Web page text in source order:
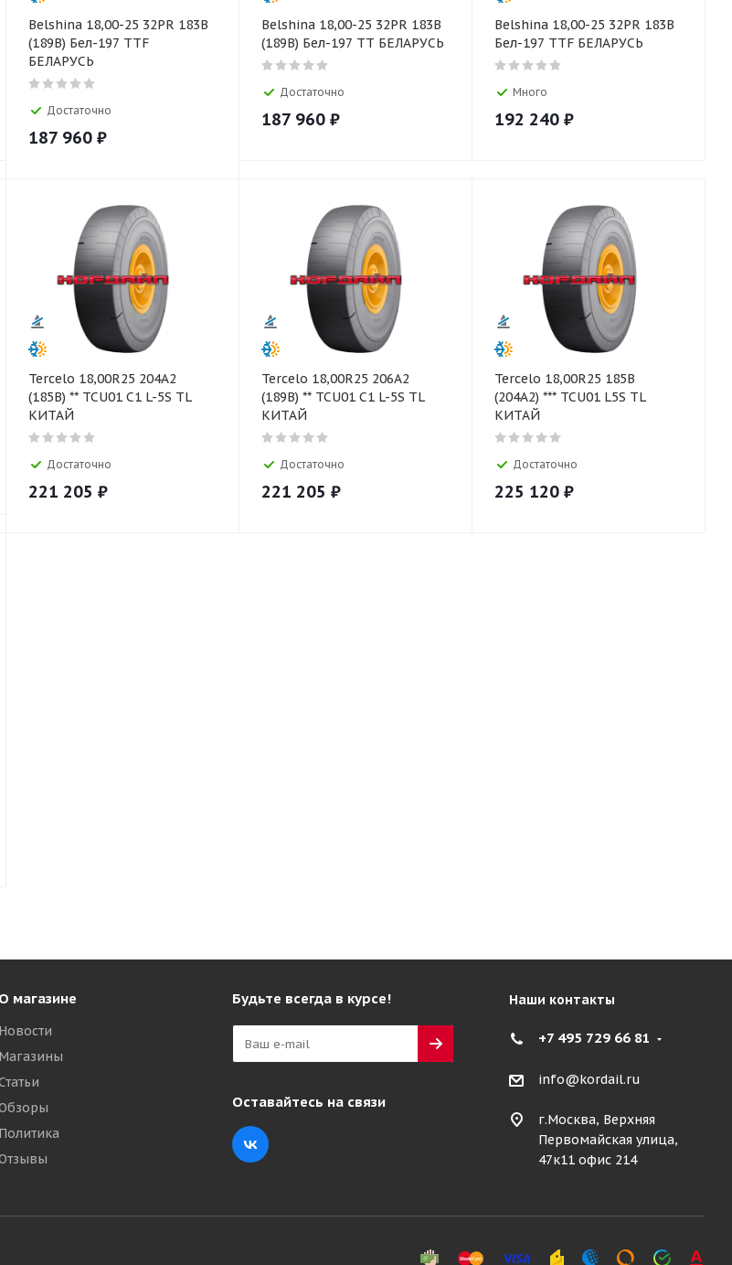
Belshina 18,00-25 32PR 183B
(189B) Бел-197 TTF
БЕЛАРУСЬ
Достаточно
187 960 ₽
Belshina 18,00-25 32PR 183B
(189B) Бел-197 TT БЕЛАРУСЬ
Достаточно
187 960 ₽
Belshina 18,00-25 32PR 183B
Бел-197 TTF БЕЛАРУСЬ
Много
192 240 ₽
Tercelo 18,00R25 204A2
(185B) ** TCU01 C1 L-5S TL
КИТАЙ
Достаточно
221 205 ₽
Tercelo 18,00R25 206A2
(189B) ** TCU01 C1 L-5S TL
КИТАЙ
Достаточно
221 205 ₽
Tercelo 18,00R25 185B
(204A2) *** TCU01 L5S TL
КИТАЙ
Достаточно
225 120 ₽
О магазине
Новости
Магазины
Политика
Будьте всегда в курсе!
Оставайтесь на связи
Наши контакты
+7 495 729 66 81
info@kordail.ru
г.Москва, Верхняя
Первомайская улица,
47к11 офис 214